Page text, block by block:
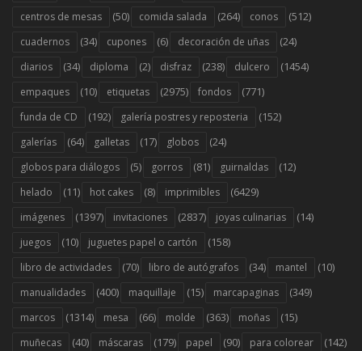
centros de mesas (50) comida salada (264) conos (512)
cuadernos (34) cupones (6) decoración de uñas (24)
diarios (34) diploma (2) disfraz (238) dulcero (1454)
empaques (10) etiquetas (2975) fondos (771)
funda de CD (192) galería postres y reposteria (152)
galerías (64) galletas (17) globos (24)
globos para diálogos (5) gorros (81) guirnaldas (12)
helado (11) hot cakes (8) imprimibles (6429)
imágenes (1397) invitaciones (2837) joyas culinarias (14)
juegos (10) juguetes papel o cartón (158)
libro de actividades (70) libro de autógrafos (34) mantel (10)
manualidades (400) maquillaje (15) marcapaginas (349)
marcos (1314) mesa (66) molde (363) moñas (15)
muñecas (40) máscaras (179) papel (90) para colorear (142)